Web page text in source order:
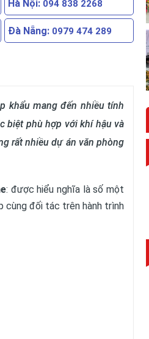
Hà Nội: 094 838 2268
Đà Nẵng: 0979 474 289
khẩu mang đến nhiều tính
biệt phù hợp với khí hậu và
rất nhiều dự án văn phòng
: được hiểu nghĩa là số một
cùng đối tác trên hành trình